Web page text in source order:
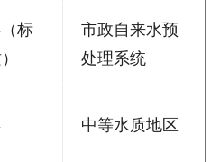
标
市政自来水预
处理系统
中等水质地区